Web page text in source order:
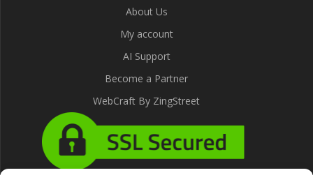
About Us
My account
AI Support
Become a Partner
WebCraft By ZingStreet